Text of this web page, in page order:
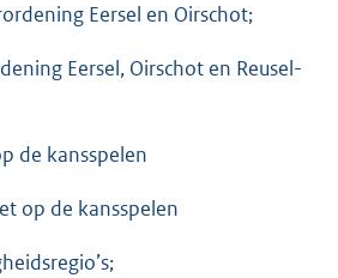
Eersel en Oirschot;
Eersel, Oirschot en Reusel-
de kansspelen
op de kansspelen